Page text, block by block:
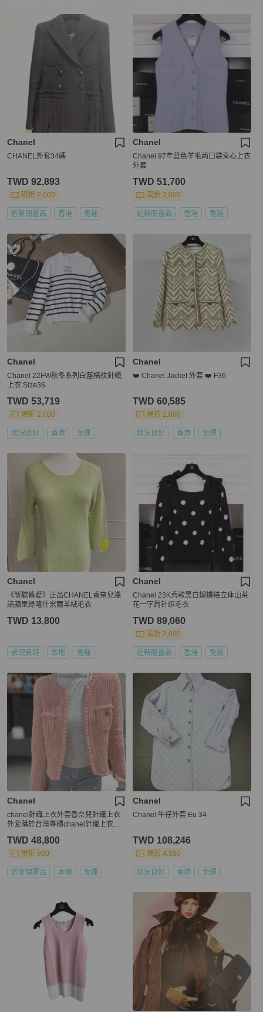
Chanel
CHANEL外套34碼
TWD 92,893
現折 2,000
近新閒置品 香港 免運
Chanel
Chanel 97年蓝色羊毛两口袋背心上衣
外套
TWD 51,700
現折 2,000
近新閒置品 香港 免運
Chanel
Chanel 22FW秋冬系列白藍橫紋針織
上衣 Size36
TWD 53,719
現折 2,000
狀況良好 香港 免運
Chanel
❤️ Chanel Jacket 外套 ❤️ F36
TWD 60,585
現折 2,000
狀況良好 香港 免運
Chanel
《新歡舊愛》正品CHANEL香奈兒淺
請蘋果綠喀什米爾羊絨毛衣
TWD 13,800
狀況良好 本地 免運
Chanel
Chanel 23K秀款黑白蝴蝶结立体山茶
花一字肩针织毛衣
TWD 89,060
現折 2,000
近新閒置品 香港 免運
Chanel
chanel針織上衣外套香奈兒針織上衣
外套購於台灣專櫃chanel針織上衣外
TWD 48,800
現折 800
近新閒置品 本地 免運
Chanel
Chanel 牛仔外套 Eu 34
TWD 108,246
現折 4,500
狀況良好 香港 免運